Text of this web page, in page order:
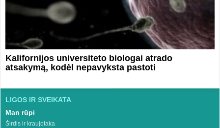
Kalifornijos universiteto biologai atrado
atsakymą, kodėl nepavyksta pastoti
LIGOS IR SVEIKATA
Man rūpi
Širdis ir kraujotaka